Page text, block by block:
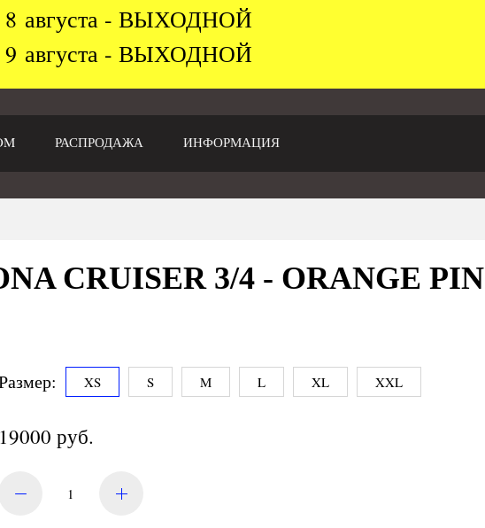
8 августа - ВЫХОДНОЙ
9 августа - ВЫХОДНОЙ
РАСПРОДАЖА ИНФОРМАЦИЯ
CRUISER 3/4 - ORANGE PIN
XS S M L XL XXL
19000 руб.